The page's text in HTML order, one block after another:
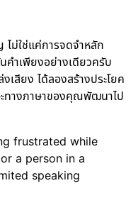
ไม่ใช่แค่การจดจำหลัก
คำเพียงอย่างเดียวครับ
เสียง ได้ลองสร้างประโยค
ะทางภาษาของคุณพัฒนาไป
frustrated while
a person in a
speaking